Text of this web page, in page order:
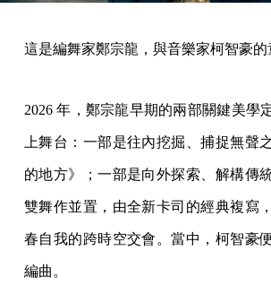
這是編舞家鄭宗龍，與音樂家柯智豪的
2026 年，鄭宗龍早期的兩部關鍵美學
上舞台：一部是往內挖掘、捕捉無聲
的地方》；一部是向外探索、解構傳
雙舞作並置，由全新卡司的經典複寫
春自我的跨時空交會。當中，柯智豪
編曲。